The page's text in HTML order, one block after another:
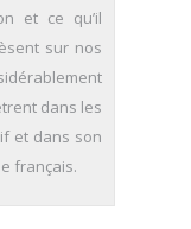
et ce qu’il
sur nos
dans les
et dans son
français.